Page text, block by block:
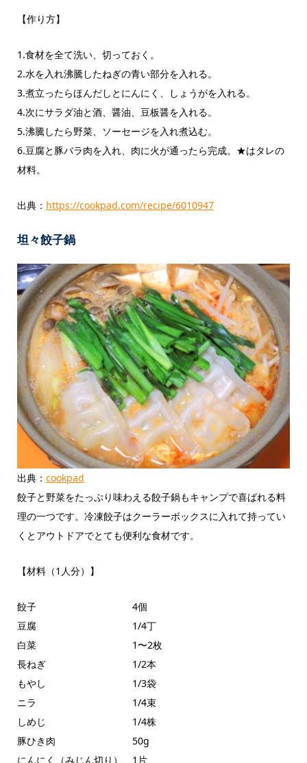
【作り方】
1.食材を全て洗い、切っておく。
2.水を入れ沸騰したねぎの青い部分を入れる。
3.煮立ったらほんだしとにんにく、しょうがを入れる。
4.次にサラダ油と酒、醤油、豆板醤を入れる。
5.沸騰したら野菜、ソーセージを入れ煮込む。
6.豆腐と豚バラ肉を入れ、肉に火が通ったら完成。★はタレの
材料。
出典： https://cookpad.com/recipe/6010947
坦々餃子鍋
出典： cookpad
餃子と野菜をたっぷり味わえる餃子鍋もキャンプで喜ばれる料
理の一つです。冷凍餃子はクーラーボックスに入れて持ってい
くとアウトドアでとても便利な食材です。
【材料（1人分）】
餃子 4個
豆腐 1/4丁
白菜 1〜2枚
長ねぎ 1/2本
もやし 1/3袋
ニラ 1/4束
しめじ 1/4株
豚ひき肉 50g
にんにく（みじん切り） 1片